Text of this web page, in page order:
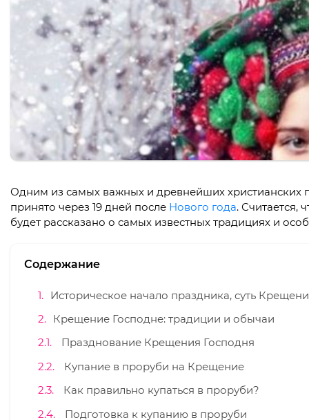
Одним из самых важных и древнейших христианских
принято через 19 дней после Нового года. Считается,
будет рассказано о самых известных традициях и
Содержание
Историческое начало праздника, суть
Крещение Господне: традиции и обычаи
Празднование Крещения Господня
Купание в проруби на Крещение
Как правильно купаться в проруби?
Подготовка к купанию в проруби